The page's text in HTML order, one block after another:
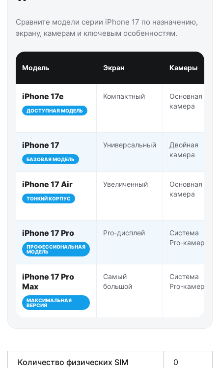
Сравните модели серии iPhone 17 по назначению,
экрану, камерам и ключевым особенностям.
Модель Экран Камеры
iPhone 17e
ДОСТУПНАЯ МОДЕЛЬ
Компактный
Основная
камера
iPhone 17
БАЗОВАЯ МОДЕЛЬ
Универсальный
Двойная
камера
iPhone 17 Air
ТОНКИЙ КОРПУС
Увеличенный
Основная
камера
iPhone 17 Pro
ПРОФЕССИОНАЛЬНАЯ
МОДЕЛЬ
Pro-дисплей
Система
Pro-камер
iPhone 17 Pro
Max
МАКСИМАЛЬНАЯ
ВЕРСИЯ
Самый
большой
Система
Pro-камер
Количество физических SIM 0